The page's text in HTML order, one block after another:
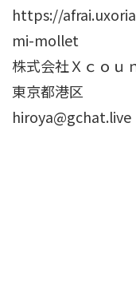
https://
mi-mollet
株式会社Ｘｃｏｕ
東京都港区
hiroya@gchat.live